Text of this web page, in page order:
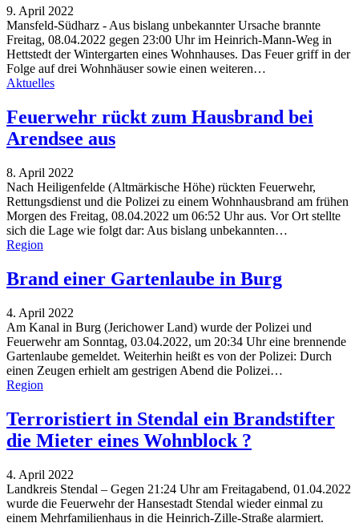
9. April 2022
Mansfeld-Südharz - Aus bislang unbekannter Ursache brannte
Freitag, 08.04.2022 gegen 23:00 Uhr im Heinrich-Mann-Weg in
Hettstedt der Wintergarten eines Wohnhauses. Das Feuer griff in der
Folge auf drei Wohnhäuser sowie einen weiteren…
Aktuelles
Feuerwehr rückt zum Hausbrand bei
Arendsee aus
8. April 2022
Nach Heiligenfelde (Altmärkische Höhe) rückten Feuerwehr,
Rettungsdienst und die Polizei zu einem Wohnhausbrand am frühen
Morgen des Freitag, 08.04.2022 um 06:52 Uhr aus. Vor Ort stellte
sich die Lage wie folgt dar: Aus bislang unbekannten…
Region
Brand einer Gartenlaube in Burg
4. April 2022
Am Kanal in Burg (Jerichower Land) wurde der Polizei und
Feuerwehr am Sonntag, 03.04.2022, um 20:34 Uhr eine brennende
Gartenlaube gemeldet. Weiterhin heißt es von der Polizei: Durch
einen Zeugen erhielt am gestrigen Abend die Polizei…
Region
Terroristiert in Stendal ein Brandstifter
die Mieter eines Wohnblock ?
4. April 2022
Landkreis Stendal – Gegen 21:24 Uhr am Freitagabend, 01.04.2022
wurde die Feuerwehr der Hansestadt Stendal wieder einmal zu
einem Mehrfamilienhaus in die Heinrich-Zille-Straße alarmiert.